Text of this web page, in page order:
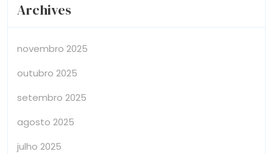
Archives
novembro 2025
outubro 2025
setembro 2025
agosto 2025
julho 2025